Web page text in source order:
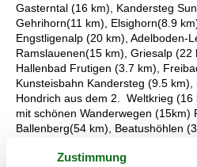
Gasterntal (16 km), Kandersteg
Gehrihorn(11 km), Elsighorn(8.9
Engstligenalp (20 km), Adelboden-
Ramslauenen(15 km), Griesalp (22
Hallenbad Frutigen (3.7 km),
Kunsteisbahn Kandersteg (9.5
Hondrich aus dem 2. Weltkrieg
mit schönen Wanderwegen (15km)
Ballenberg(54 km), Beatushöhlen
berge.ch/de/gaestekarte/ Mit der
Zustimmung